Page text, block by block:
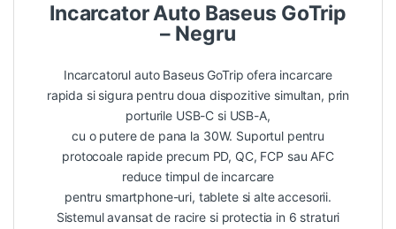
Incarcator Auto Baseus GoTrip
– Negru
Incarcatorul auto Baseus GoTrip ofera incarcare
rapida si sigura pentru doua dispozitive simultan, prin
porturile USB-C si USB-A,
cu o putere de pana la 30W. Suportul pentru
protocoale rapide precum PD, QC, FCP sau AFC
reduce timpul de incarcare
pentru smartphone-uri, tablete si alte accesorii.
Sistemul avansat de racire si protectia in 6 straturi